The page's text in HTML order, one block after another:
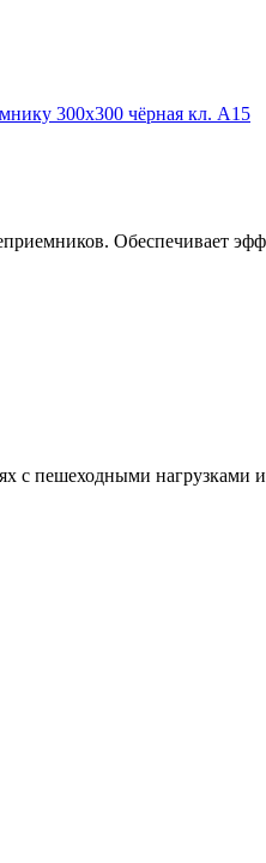
Обеспечивает
с пешеходными нагрузками